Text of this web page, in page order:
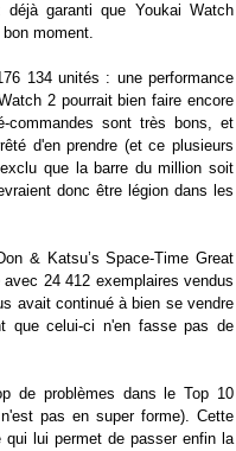
garanti que Youkai Watch
moment.
134 unités : une performance
2 pourrait bien faire encore
sont très bons, et
d'en prendre (et ce plusieurs
que la barre du million soit
donc être légion dans les
& Katsu’s Space-Time Great
24 412 exemplaires vendus
avait continué à bien se vendre
que celui-ci n'en fasse pas de
de problèmes dans le Top 10
pas en super forme). Cette
lui permet de passer enfin la